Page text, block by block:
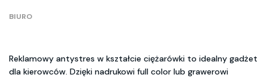
BIURO
Reklamowy antystres w kształcie ciężarówki to idealny gadżet
dla kierowców. Dzięki nadrukowi full color lub grawerowi